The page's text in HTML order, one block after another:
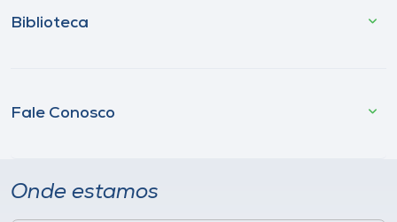
Biblioteca
Fale Conosco
Onde estamos